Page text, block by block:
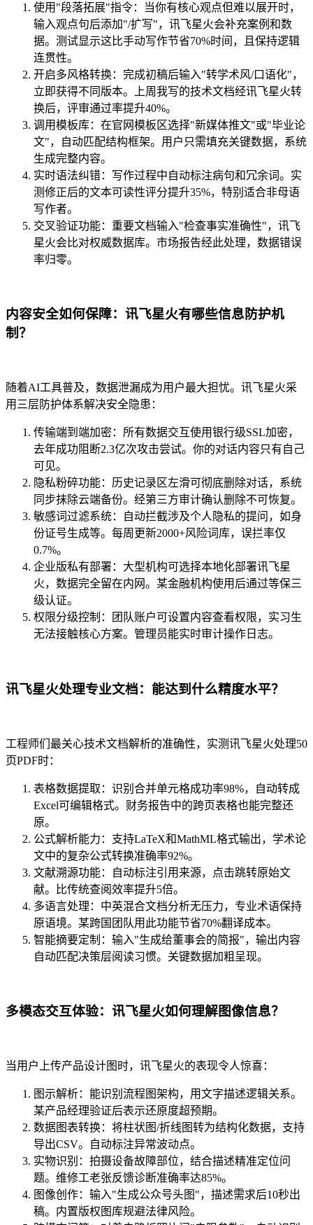
使用"段落拓展"指令：当你有核心观点但难以展开时，
输入观点句后添加"/扩写"，讯飞星火会补充案例和数
据。测试显示这比手动写作节省70%时间，且保持逻辑
连贯性。
开启多风格转换：完成初稿后输入"转学术风/口语化"，
立即获得不同版本。上周我写的技术文档经讯飞星火转
换后，评审通过率提升40%。
调用模板库：在官网模板区选择"新媒体推文"或"毕业论
文"，自动匹配结构框架。用户只需填充关键数据，系统
生成完整内容。
实时语法纠错：写作过程中自动标注病句和冗余词。实
测修正后的文本可读性评分提升35%，特别适合非母语
写作者。
交叉验证功能：重要文档输入"检查事实准确性"，讯飞
星火会比对权威数据库。市场报告经此处理，数据错误
率归零。
内容安全如何保障：讯飞星火有哪些信息防护机
制？
随着AI工具普及，数据泄漏成为用户最大担忧。讯飞星火采
用三层防护体系解决安全隐患：
传输端到端加密：所有数据交互使用银行级SSL加密，
去年成功阻断2.3亿次攻击尝试。你的对话内容只有自己
可见。
隐私粉碎功能：历史记录区左滑可彻底删除对话，系统
同步抹除云端备份。经第三方审计确认删除不可恢复。
敏感词过滤系统：自动拦截涉及个人隐私的提问，如身
份证号生成等。每周更新2000+风险词库，误拦率仅
0.7%。
企业版私有部署：大型机构可选择本地化部署讯飞星
火，数据完全留在内网。某金融机构使用后通过等保三
级认证。
权限分级控制：团队账户可设置内容查看权限，实习生
无法接触核心方案。管理员能实时审计操作日志。
讯飞星火处理专业文档：能达到什么精度水平？
工程师们最关心技术文档解析的准确性，实测讯飞星火处理50
页PDF时：
表格数据提取：识别合并单元格成功率98%，自动转成
Excel可编辑格式。财务报告中的跨页表格也能完整还
原。
公式解析能力：支持LaTeX和MathML格式输出，学术论
文中的复杂公式转换准确率92%。
文献溯源功能：自动标注引用来源，点击跳转原始文
献。比传统查阅效率提升5倍。
多语言处理：中英混合文档分析无压力，专业术语保持
原语境。某跨国团队用此功能节省70%翻译成本。
智能摘要定制：输入"生成给董事会的简报"，输出内容
自动匹配决策层阅读习惯。关键数据加粗呈现。
多模态交互体验：讯飞星火如何理解图像信息？
当用户上传产品设计图时，讯飞星火的表现令人惊喜：
图示解析：能识别流程图架构，用文字描述逻辑关系。
某产品经理验证后表示还原度超预期。
数据图表转换：将柱状图/折线图转为结构化数据，支持
导出CSV。自动标注异常波动点。
实物识别：拍摄设备故障部位，结合描述精准定位问
题。维修工老张反馈诊断准确率达85%。
图像创作：输入"生成公众号头图"，描述需求后10秒出
稿。内置版权图库规避法律风险。